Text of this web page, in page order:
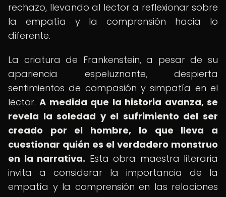
rechazo, llevando al lector a reflexionar sobre
la empatía y la comprensión hacia lo
diferente.
La criatura de Frankenstein, a pesar de su
apariencia espeluznante, despierta
sentimientos de compasión y simpatía en el
lector.A medida que la historia avanza, se
revela la soledad y el sufrimiento del ser
creado por el hombre, lo que lleva a
cuestionar quién es el verdadero monstruo
en la narrativa. Esta obra maestra literaria
invita a considerar la importancia de la
empatía y la comprensión en las relaciones